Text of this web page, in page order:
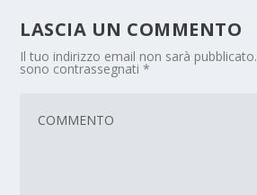
LASCIA UN COMMENTO
Il tuo indirizzo email non sarà pubblicato.
sono contrassegnati*